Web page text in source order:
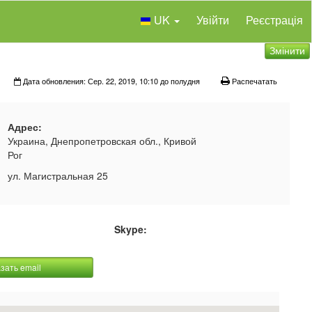
UK Увійти Реєстрація
Змінити
Дата обновления: Сер. 22, 2019, 10:10 до полудня Распечатать
Адрес:
Украина, Днепропетровская обл., Кривой
Рог
ул. Магистральная 25
email
Skype: